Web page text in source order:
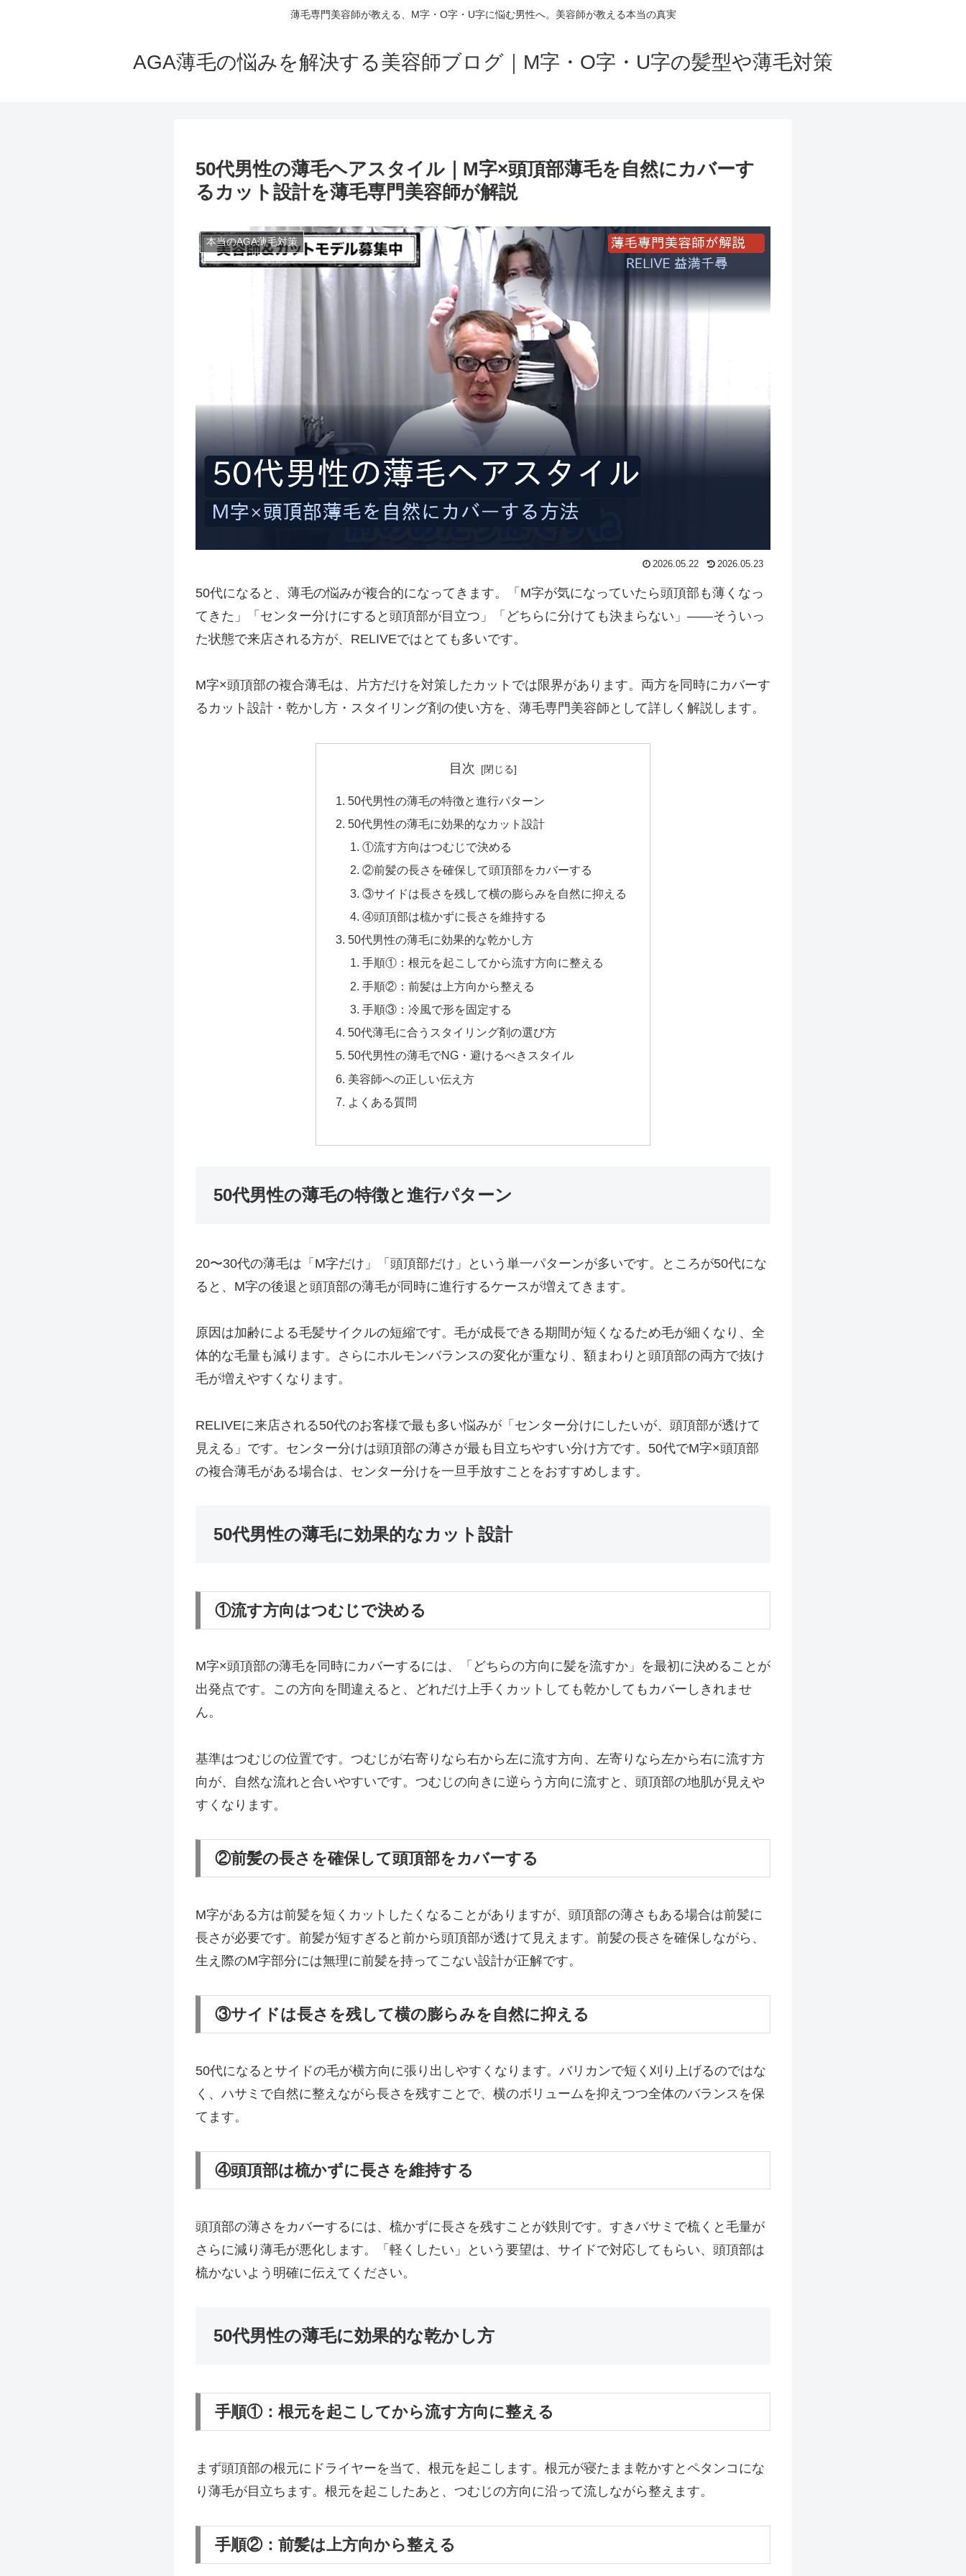
薄毛専門美容師が教える、M字・O字・U字に悩む男性へ。美容師が教える本当の真実
AGA薄毛の悩みを解決する美容師ブログ｜M字・O字・U字の髪型や薄毛対策
50代男性の薄毛ヘアスタイル｜M字×頭頂部薄毛を自然にカバーす
るカット設計を薄毛専門美容師が解説
本当のAGA薄毛対策
2026.05.22 2026.05.23
50代になると、薄毛の悩みが複合的になってきます。「M字が気になっていたら頭頂部も薄くなっ
てきた」「センター分けにすると頭頂部が目立つ」「どちらに分けても決まらない」——そういっ
た状態で来店される方が、RELIVEではとても多いです。
M字×頭頂部の複合薄毛は、片方だけを対策したカットでは限界があります。両方を同時にカバーす
るカット設計・乾かし方・スタイリング剤の使い方を、薄毛専門美容師として詳しく解説します。
目次
50代男性の薄毛の特徴と進行パターン
50代男性の薄毛に効果的なカット設計
①流す方向はつむじで決める
②前髪の長さを確保して頭頂部をカバーする
③サイドは長さを残して横の膨らみを自然に抑える
④頭頂部は梳かずに長さを維持する
50代男性の薄毛に効果的な乾かし方
手順①：根元を起こしてから流す方向に整える
手順②：前髪は上方向から整える
手順③：冷風で形を固定する
50代薄毛に合うスタイリング剤の選び方
50代男性の薄毛でNG・避けるべきスタイル
美容師への正しい伝え方
よくある質問
50代男性の薄毛の特徴と進行パターン
20〜30代の薄毛は「M字だけ」「頭頂部だけ」という単一パターンが多いです。ところが50代にな
ると、M字の後退と頭頂部の薄毛が同時に進行するケースが増えてきます。
原因は加齢による毛髪サイクルの短縮です。毛が成長できる期間が短くなるため毛が細くなり、全
体的な毛量も減ります。さらにホルモンバランスの変化が重なり、額まわりと頭頂部の両方で抜け
毛が増えやすくなります。
RELIVEに来店される50代のお客様で最も多い悩みが「センター分けにしたいが、頭頂部が透けて
見える」です。センター分けは頭頂部の薄さが最も目立ちやすい分け方です。50代でM字×頭頂部
の複合薄毛がある場合は、センター分けを一旦手放すことをおすすめします。
50代男性の薄毛に効果的なカット設計
①流す方向はつむじで決める
M字×頭頂部の薄毛を同時にカバーするには、「どちらの方向に髪を流すか」を最初に決めることが
出発点です。この方向を間違えると、どれだけ上手くカットしても乾かしてもカバーしきれませ
ん。
基準はつむじの位置です。つむじが右寄りなら右から左に流す方向、左寄りなら左から右に流す方
向が、自然な流れと合いやすいです。つむじの向きに逆らう方向に流すと、頭頂部の地肌が見えや
すくなります。
②前髪の長さを確保して頭頂部をカバーする
M字がある方は前髪を短くカットしたくなることがありますが、頭頂部の薄さもある場合は前髪に
長さが必要です。前髪が短すぎると前から頭頂部が透けて見えます。前髪の長さを確保しながら、
生え際のM字部分には無理に前髪を持ってこない設計が正解です。
③サイドは長さを残して横の膨らみを自然に抑える
50代になるとサイドの毛が横方向に張り出しやすくなります。バリカンで短く刈り上げるのではな
く、ハサミで自然に整えながら長さを残すことで、横のボリュームを抑えつつ全体のバランスを保
てます。
④頭頂部は梳かずに長さを維持する
頭頂部の薄さをカバーするには、梳かずに長さを残すことが鉄則です。すきバサミで梳くと毛量が
さらに減り薄毛が悪化します。「軽くしたい」という要望は、サイドで対応してもらい、頭頂部は
梳かないよう明確に伝えてください。
50代男性の薄毛に効果的な乾かし方
手順①：根元を起こしてから流す方向に整える
まず頭頂部の根元にドライヤーを当て、根元を起こします。根元が寝たまま乾かすとペタンコにな
り薄毛が目立ちます。根元を起こしたあと、つむじの方向に沿って流しながら整えます。
手順②：前髪は上方向から整える